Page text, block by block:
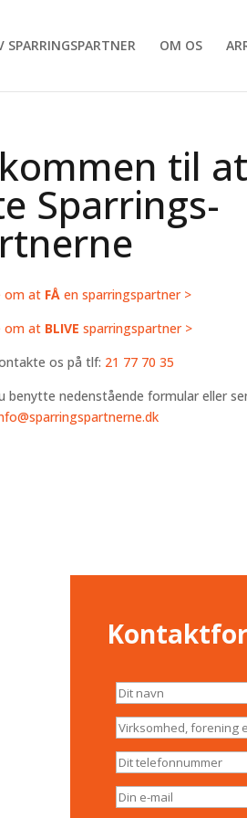
SPARRINGSPARTNER OM OS
til at
Sparrings­
om at FÅ en sparringspartner >
om at BLIVE sparringspartner >
os på tlf: 21 77 70 35
benytte nedenstående formular eller